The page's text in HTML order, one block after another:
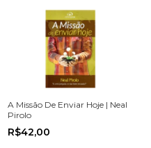
A Missão De Enviar Hoje | Neal
Pirolo
R$42,00